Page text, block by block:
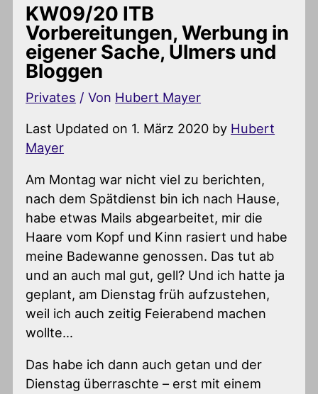
KW09/20 ITB
Vorbereitungen, Werbung in
eigener Sache, Ulmers und
Bloggen
Privates / Von Hubert Mayer
Last Updated on 1. März 2020 by Hubert
Mayer
Am Montag war nicht viel zu berichten,
nach dem Spätdienst bin ich nach Hause,
habe etwas Mails abgearbeitet, mir die
Haare vom Kopf und Kinn rasiert und habe
meine Badewanne genossen. Das tut ab
und an auch mal gut, gell? Und ich hatte ja
geplant, am Dienstag früh aufzustehen,
weil ich auch zeitig Feierabend machen
wollte…
Das habe ich dann auch getan und der
Dienstag überraschte – erst mit einem